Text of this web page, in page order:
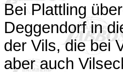
Bei Plattling
Deggendorf in
der Vils, die bei
aber auch